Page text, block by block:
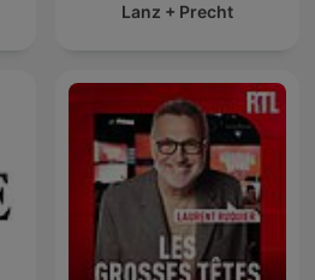
Lanz + Precht